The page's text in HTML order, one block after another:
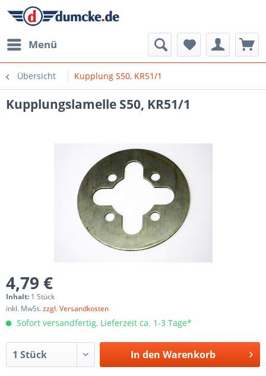
Menü
Übersicht Kupplung S50, KR51/1
Kupplungslamelle S50, KR51/1
4,79 €
Inhalt: 1 Stück
inkl. MwSt.zzgl. Versandkosten
Sofort versandfertig, Lieferzeit ca. 1-3 Tage*
In den Warenkorb